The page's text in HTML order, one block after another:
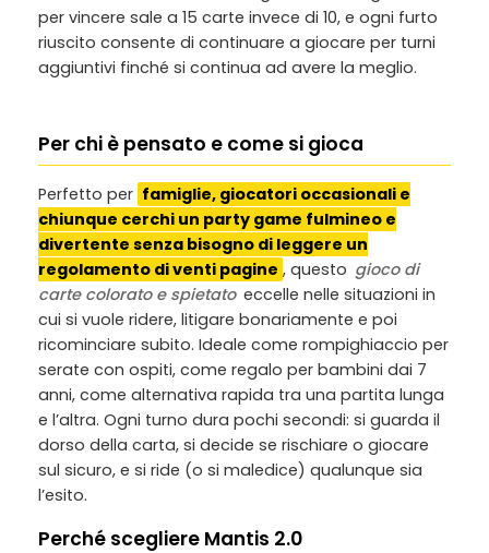
per vincere sale a 15 carte invece di 10, e ogni furto
riuscito consente di continuare a giocare per turni
aggiuntivi finché si continua ad avere la meglio.
Per chi è pensato e come si gioca
Perfetto per famiglie, giocatori occasionali e
chiunque cerchi un party game fulmineo e
divertente senza bisogno di leggere un
regolamento di venti pagine , questo gioco di
carte colorato e spietato eccelle nelle situazioni in
cui si vuole ridere, litigare bonariamente e poi
ricominciare subito. Ideale come rompighiaccio per
serate con ospiti, come regalo per bambini dai 7
anni, come alternativa rapida tra una partita lunga
e l’altra. Ogni turno dura pochi secondi: si guarda il
dorso della carta, si decide se rischiare o giocare
sul sicuro, e si ride (o si maledice) qualunque sia
l’esito.
Perché scegliere Mantis 2.0